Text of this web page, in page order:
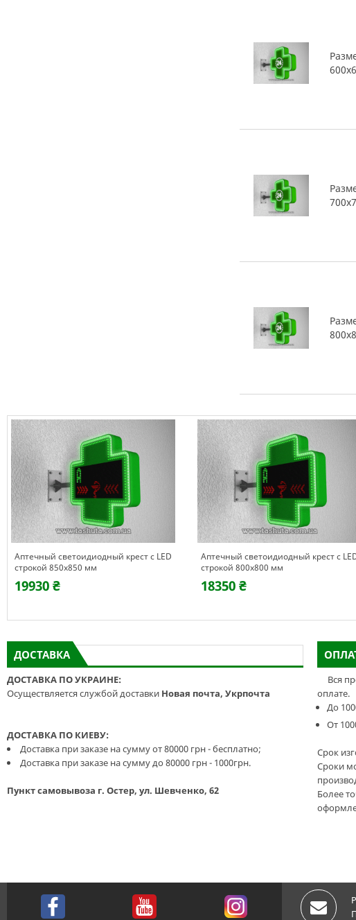
Аптечный светоидиодный крест с LED
строкой 850х850 мм
19930 ₴
Аптечный светоидиодный крест с
строкой 800х800 мм
18350 ₴
ДОСТАВКА
ДОСТАВКА ПО УКРАИНЕ:
Осуществляется службой доставки Новая почта, Укрпочта
ДОСТАВКА ПО КИЕВУ:
Доставка при заказе на сумму от 80000 грн - бесплатно;
Доставка при заказе на сумму до 80000 грн - 1000грн.
Пункт самовывоза г. Остер, ул. Шевченко, 62
Вся
оплате.
До
От
Срок
Сроки
Более